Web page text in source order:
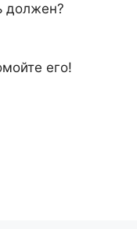
должен?
его!